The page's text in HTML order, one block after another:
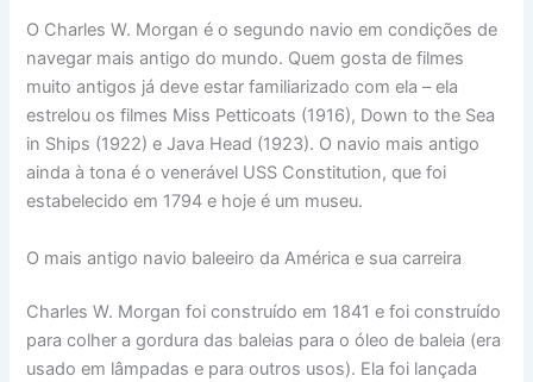
O Charles W. Morgan é o segundo navio em condições de
navegar mais antigo do mundo. Quem gosta de filmes
muito antigos já deve estar familiarizado com ela – ela
estrelou os filmes Miss Petticoats (1916), Down to the Sea
in Ships (1922) e Java Head (1923). O navio mais antigo
ainda à tona é o venerável USS Constitution, que foi
estabelecido em 1794 e hoje é um museu.
O mais antigo navio baleeiro da América e sua carreira
Charles W. Morgan foi construído em 1841 e foi construído
para colher a gordura das baleias para o óleo de baleia (era
usado em lâmpadas e para outros usos). Ela foi lançada